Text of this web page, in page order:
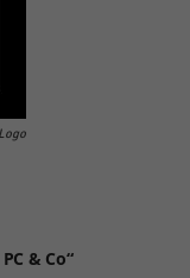
& Co“